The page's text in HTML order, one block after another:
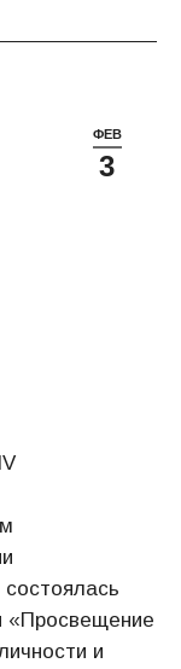
ФЕВ
3
«Просвещение
и